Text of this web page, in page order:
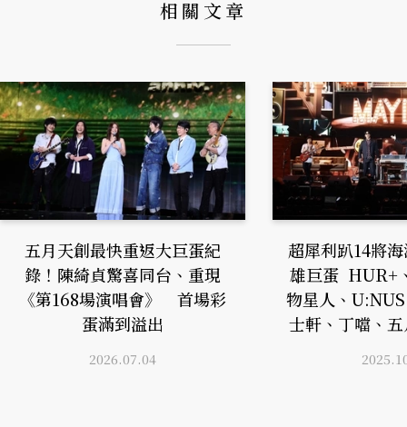
相關文章
五月天創最快重返大巨蛋紀
錄！陳綺貞驚喜同台、重現
《第168場演唱會》 首場彩
蛋滿到溢出
2026.07.04
超犀利趴14將
雄巨蛋 HUR+
物星人、
士軒、丁噹、